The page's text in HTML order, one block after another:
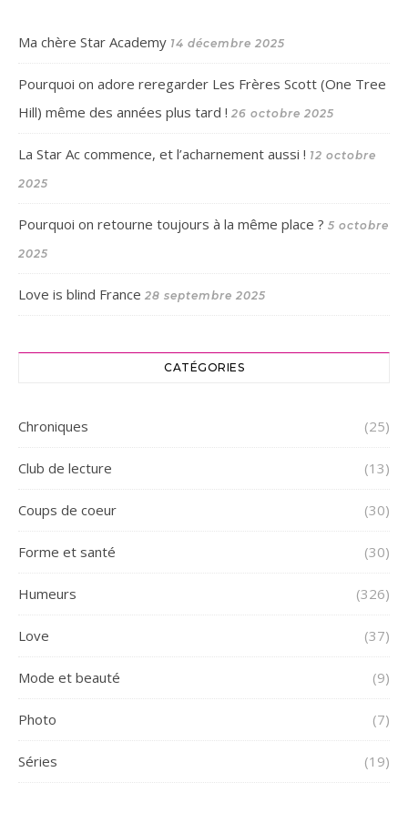
Ma chère Star Academy 14 décembre 2025
Pourquoi on adore reregarder Les Frères Scott (One Tree
Hill) même des années plus tard ! 26 octobre 2025
La Star Ac commence, et l’acharnement aussi ! 12 octobre
2025
Pourquoi on retourne toujours à la même place ? 5 octobre
2025
Love is blind France 28 septembre 2025
CATÉGORIES
Chroniques (25)
Club de lecture (13)
Coups de coeur (30)
Forme et santé (30)
Humeurs (326)
Love (37)
Mode et beauté (9)
Photo (7)
Séries (19)